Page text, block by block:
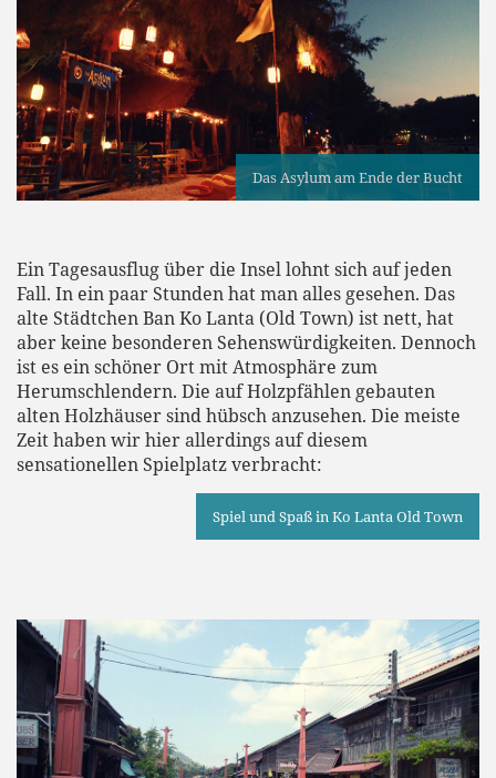
Das Asylum am Ende der Bucht
Ein Tagesausflug über die Insel lohnt sich auf jeden
Fall. In ein paar Stunden hat man alles gesehen. Das
alte Städtchen Ban Ko Lanta (Old Town) ist nett, hat
aber keine besonderen Sehenswürdigkeiten. Dennoch
ist es ein schöner Ort mit Atmosphäre zum
Herumschlendern. Die auf Holzpfählen gebauten
alten Holzhäuser sind hübsch anzusehen. Die meiste
Zeit haben wir hier allerdings auf diesem
sensationellen Spielplatz verbracht:
Spiel und Spaß in Ko Lanta Old Town